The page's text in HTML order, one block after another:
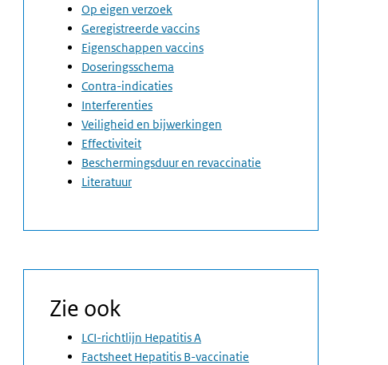
Op eigen verzoek
Geregistreerde vaccins
Eigenschappen vaccins
Doseringsschema
Contra-indicaties
Interferenties
Veiligheid en bijwerkingen
Effectiviteit
Beschermingsduur en revaccinatie
Literatuur
Zie ook
LCI-richtlijn Hepatitis A
Factsheet Hepatitis B-vaccinatie